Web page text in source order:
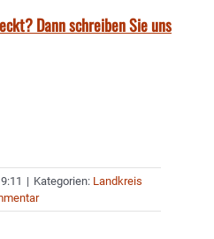
Dann schreiben Sie uns
| Kategorien: Landkreis